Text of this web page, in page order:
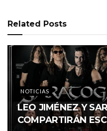
Related Posts
NOTICIAS
LEO JIMÉNEZ Y
COMPARTIRÁN